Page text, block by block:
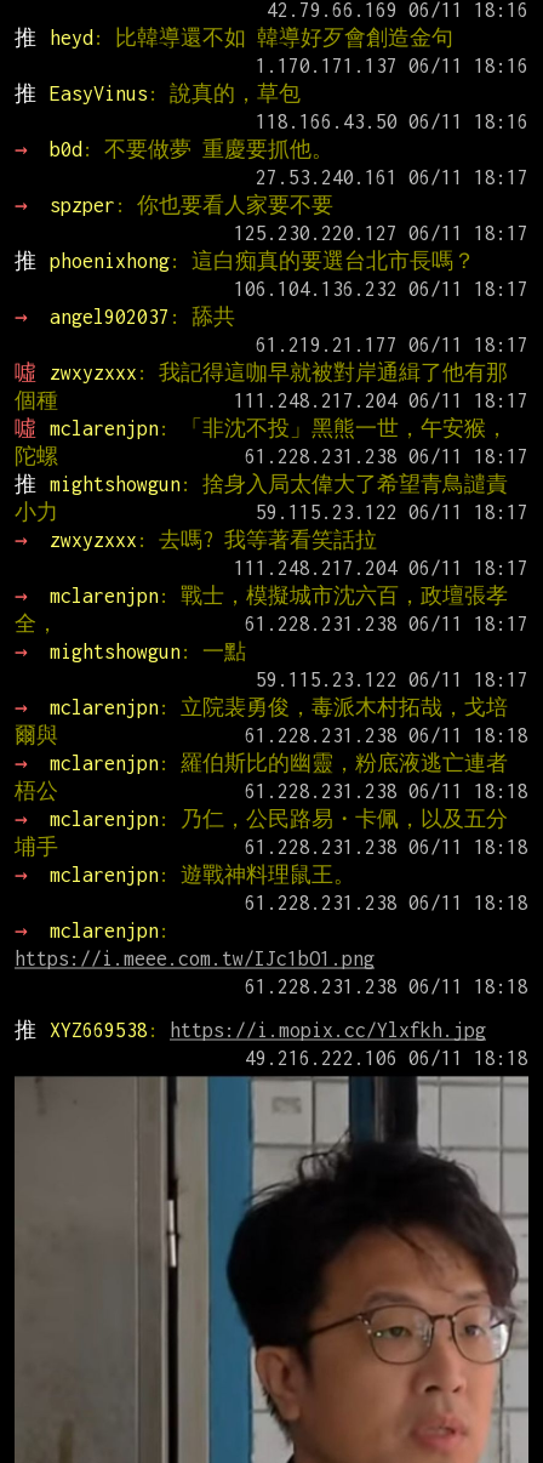
推
heyd : 比韓導還不如 韓導好歹會創造金句
推
EasyVinus : 說真的，草包
→
b0d : 不要做夢 重慶要抓他。
→
spzper : 你也要看人家要不要
推
phoenixhong: 這白痴真的要選台北市長嗎？
→
angel902037 : 舔共
噓
zwxyzxxx : 我記得這咖早就被對岸通緝了他有那
個種
噓
mclarenjpn: 「非沈不投」黑熊一世，午安猴，
陀螺
推
mightshowgun: 捨身入局太偉大了希望青鳥譴責
小力
→
zwxyzxxx : 去嗎? 我等著看笑話拉
→
mclarenjpn: 戰士，模擬城市沈六百，政壇張孝
全，
→
mightshowgun: 一點
→
mclarenjpn: 立院裴勇俊，毒派木村拓哉，戈培
爾與
→
mclarenjpn: 羅伯斯比的幽靈，粉底液逃亡連者
梧公
→
mclarenjpn: 乃仁，公民路易・卡佩，以及五分
埔手
→
mclarenjpn: 遊戰神料理鼠王。
→
mclarenjpn
https://i.meee.com.tw/IJc1bO1.png
推
XYZ669538 :
https://i.mopix.cc/Ylxfkh.jpg